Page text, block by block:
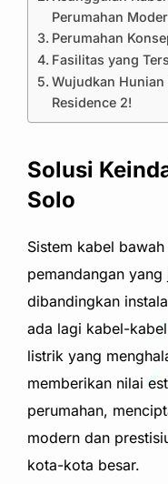
Perumahan
Perumahan
Fasilitas yang
Wujudkan
Residence 2!
Solusi
Solo
Sistem kabel
pemandangan
dibandingkan
ada lagi kabel-
listrik yang
memberikan nilai
perumahan,
modern dan
kota-kota besar.